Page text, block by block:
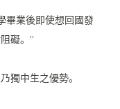
畢業後即使想回國發
礙。”
獨中生之優勢。